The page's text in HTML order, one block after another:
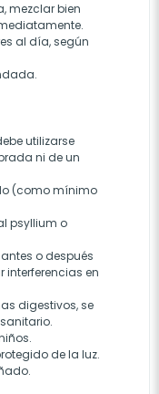
mezclar bien
al día, según
utilizarse
ni de un
(como mínimo
psyllium o
o después
interferencias en
digestivos, se
de la luz.